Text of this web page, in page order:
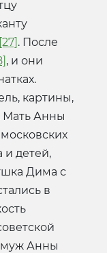
[27] . После
, и они
картины,
Мать Анны
и детей,
Дима с
в
муж Анны